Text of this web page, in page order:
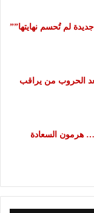
“الإعلام بعد الحروب من يراقب